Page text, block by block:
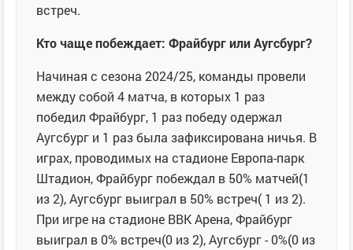
встреч.
Кто чаще побеждает: Фрайбург или Аугсбург?
Начиная с сезона 2024/25, команды провели
между собой 4 матча, в которых 1 раз
победил Фрайбург, 1 раз победу одержал
Аугсбург и 1 раз была зафиксирована ничья. В
играх, проводимых на стадионе Европа-парк
Штадион, Фрайбург побеждал в 50% матчей(1
из 2), Аугсбург выиграл в 50% встреч( 1 из 2).
При игре на стадионе ВВК Арена, Фрайбург
выиграл в 0% встреч(0 из 2), Аугсбург - 0%(0 из